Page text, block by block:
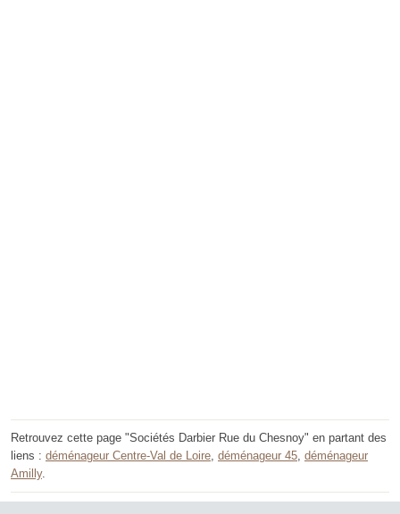
Retrouvez cette page "Sociétés Darbier Rue du Chesnoy" en partant des
liens : déménageur Centre-Val de Loire déménageur 45 déménageur
Amilly.